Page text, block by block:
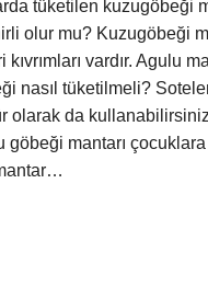
tüketilen kuzugöbeği
olur mu? Kuzugöbeği
vardır. Agulu
nasıl tüketilmeli?
olarak da
mantarı